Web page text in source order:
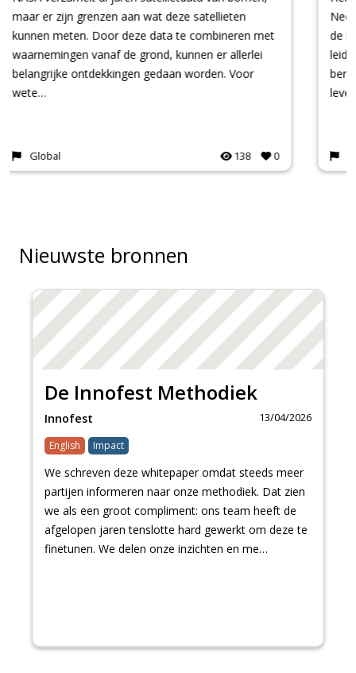
Nederland laat middelbare scholieren zelf fijnstof in
de lucht meten. Te hoge concentraties fijnstof
leiden tot een slechte luchtkwaliteit. Volgens
berekeningen van het RIVM is de gemiddelde
leven…
129
Nieuwste bronnen
De Innofest Methodiek
Innofest 13/04/2026
English Impact
We schreven deze whitepaper omdat steeds meer
partijen informeren naar onze methodiek. Dat zien
we als een groot compliment: ons team heeft de
afgelopen jaren tenslotte hard gewerkt om deze te
finetunen. We delen onze inzichten en me…